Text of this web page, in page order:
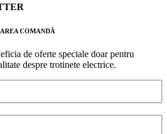
COMANDĂ
de oferte speciale doar pentru
despre trotinete electrice.